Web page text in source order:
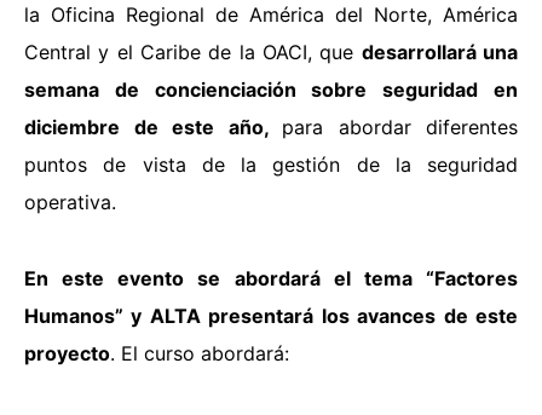
la Oficina Regional de América del Norte, América
Central y el Caribe de la OACI, que desarrollará una
semana de concienciación sobre seguridad en
diciembre de este año, para abordar diferentes
puntos de vista de la gestión de la seguridad
operativa.
En este evento se abordará el tema “Factores
Humanos” y ALTA presentará los avances de este
proyecto. El curso abordará: